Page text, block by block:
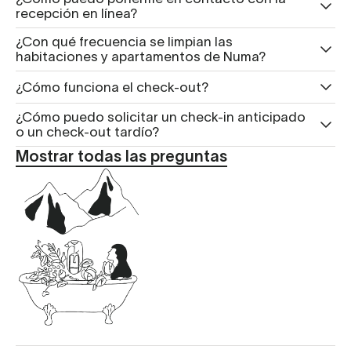
recepción en línea?
¿Con qué frecuencia se limpian las
habitaciones y apartamentos de Numa?
¿Cómo funciona el check-out?
¿Cómo puedo solicitar un check-in anticipado
o un check-out tardío?
Mostrar todas las preguntas